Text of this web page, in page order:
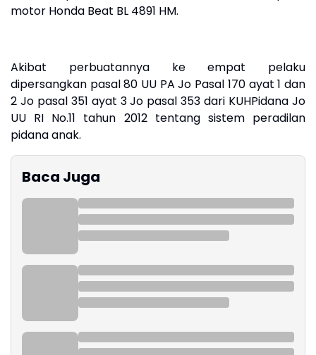
motor Honda Beat BL 4891 HM.
Akibat perbuatannya ke empat pelaku
dipersangkan pasal 80 UU PA Jo Pasal 170 ayat 1 dan
2 Jo pasal 351 ayat 3 Jo pasal 353 dari KUHPidana Jo
UU RI No.11 tahun 2012 tentang sistem peradilan
pidana anak.
Baca Juga